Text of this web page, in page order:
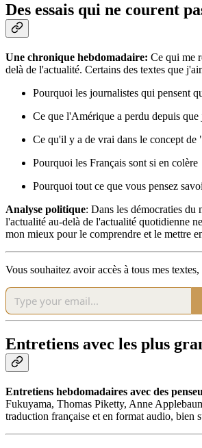
Des essais qui ne courent
Une chronique hebdomadaire: Ce qui me
delà de l'actualité. Certains des textes que
Pourquoi les journalistes qui pensent
Ce que l'Amérique a perdu depuis
Ce qu'il y a de vrai dans le concept de
Pourquoi les Français sont si en colère
Pourquoi tout ce que vous pensez
Analyse politique: Dans les démocraties du
l'actualité au-delà de l'actualité quotidienne
mon mieux pour le comprendre et le mettre
Vous souhaitez avoir accès à tous mes
Entretiens avec les plus
Entretiens hebdomadaires avec des
Fukuyama, Thomas Piketty, Anne
traduction française et en format audio, bien